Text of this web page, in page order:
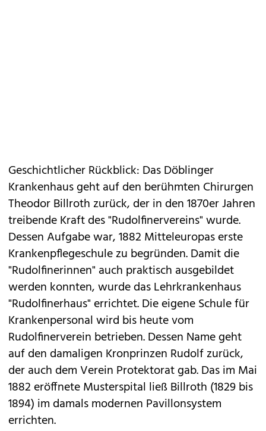
Geschichtlicher Rückblick: Das Döblinger
Krankenhaus geht auf den berühmten Chirurgen
Theodor Billroth zurück, der in den 1870er Jahren
treibende Kraft des "Rudolfinervereins" wurde.
Dessen Aufgabe war, 1882 Mitteleuropas erste
Krankenpflegeschule zu begründen. Damit die
"Rudolfinerinnen" auch praktisch ausgebildet
werden konnten, wurde das Lehrkrankenhaus
"Rudolfinerhaus" errichtet. Die eigene Schule für
Krankenpersonal wird bis heute vom
Rudolfinerverein betrieben. Dessen Name geht
auf den damaligen Kronprinzen Rudolf zurück,
der auch dem Verein Protektorat gab. Das im Mai
1882 eröffnete Musterspital ließ Billroth (1829 bis
1894) im damals modernen Pavillonsystem
errichten.